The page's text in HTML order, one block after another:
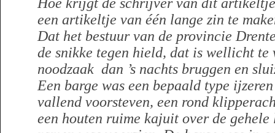
een artikeltje van één lange zin te
Dat het bestuur van de provincie
de snikke tegen hield, dat is wellicht te
noodzaak dan ’s nachts bruggen en
Een barge was een bepaald type
vallend voorsteven, een rond
een houten ruime kajuit over de